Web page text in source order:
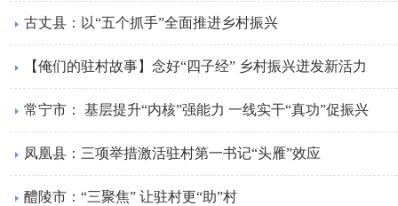
古丈县：以“五个抓手”全面推进乡村振兴
【俺们的驻村故事】念好“四子经” 乡村振兴迸发新活力
常宁市： 基层提升“内核”强能力 一线实干“真功”促振兴
凤凰县：三项举措激活驻村第一书记“头雁”效应
醴陵市：“三聚焦” 让驻村更“助”村